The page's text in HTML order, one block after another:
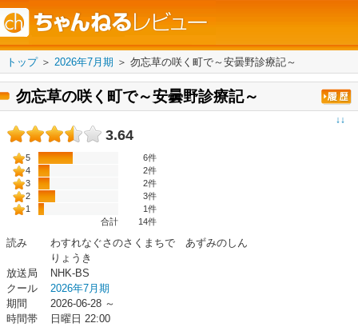
トップ＞ 2026年7月期 ＞ 勿忘草の咲く町で～安曇野診療記～
勿忘草の咲く町で～安曇野診療記～
↓↓
3.64
5
6件
4
2件
3
2件
2
3件
1
1件
合計
14件
読み
わすれなぐさのさくまちで あずみのしん
りょうき
放送局
NHK-BS
クール
2026年7月期
期間
2026-06-28 ～
時間帯
日曜日 22:00